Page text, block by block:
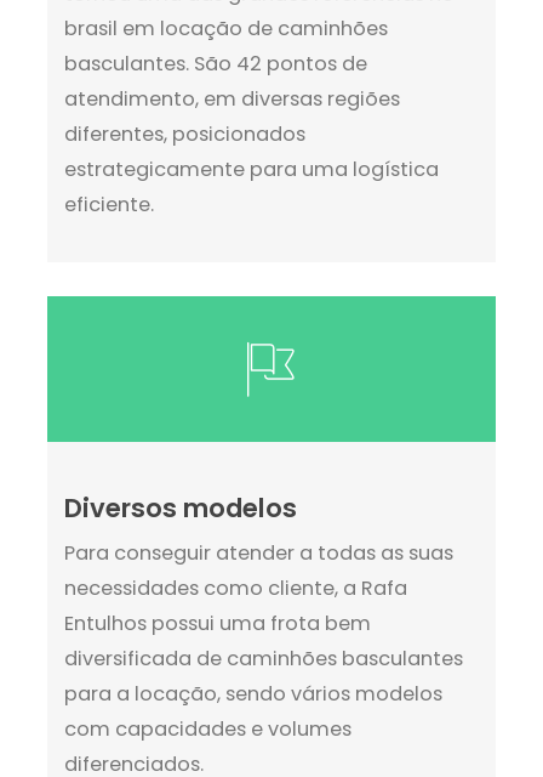
brasil em locação de caminhões
basculantes. São 42 pontos de
atendimento, em diversas regiões
diferentes, posicionados
estrategicamente para uma logística
eficiente.
Diversos modelos
Para conseguir atender a todas as suas
necessidades como cliente, a Rafa
Entulhos possui uma frota bem
diversificada de caminhões basculantes
para a locação, sendo vários modelos
com capacidades e volumes
diferenciados.